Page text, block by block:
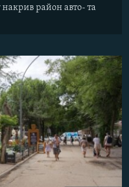
район авто- та